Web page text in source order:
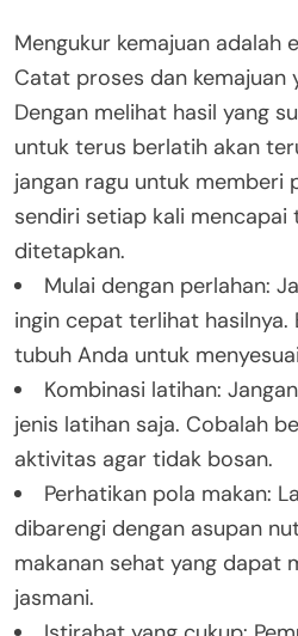
Mengukur kemajuan adalah
Catat proses dan kemajuan
Dengan melihat hasil yang
untuk terus berlatih akan
jangan ragu untuk memberi
sendiri setiap kali mencapai
ditetapkan.
Mulai dengan perlahan:
ingin cepat terlihat hasilnya.
tubuh Anda untuk
Kombinasi latihan:
jenis latihan saja. Cobalah
aktivitas agar tidak bosan.
Perhatikan pola makan:
dibarengi dengan asupan
makanan sehat yang dapat
jasmani.